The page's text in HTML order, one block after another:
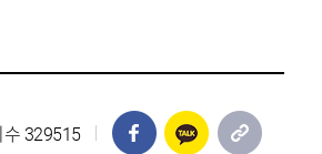
수 329515 페이스북 공유카카오톡 공유